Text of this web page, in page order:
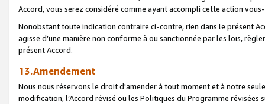
Accord, vous serez considéré comme ayant accompli cette action
Nonobstant toute indication contraire ci-contre, rien dans le présent
agisse d’une manière non conforme à ou sanctionnée par les lois,
présent Accord.
13.Amendement
Nous nous réservons le droit d'amender à tout moment et à notre
modification, l’Accord révisé ou les Politiques du Programme